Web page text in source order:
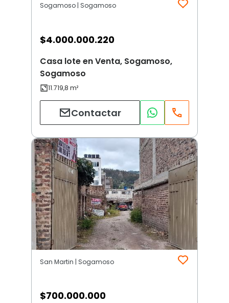
Sogamoso | Sogamoso
$4.000.000.220
Casa lote en Venta, Sogamoso,
Sogamoso
Contactar
San Martin | Sogamoso
$700.000.000